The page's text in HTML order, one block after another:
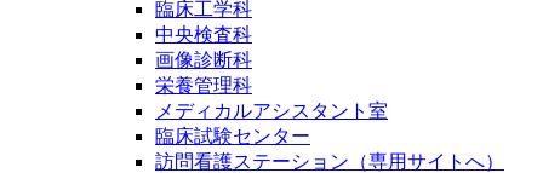
臨床工学科
中央検査科
画像診断科
栄養管理科
メディカルアシスタント室
臨床試験センター
訪問看護ステーション（専用サイトへ）